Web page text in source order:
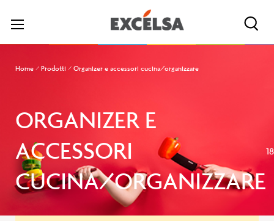
Home Prodotti Organizer e accessori cucina/organizzare
ORGANIZER E
ACCESSORI
CUCINA/ORGANIZZARE